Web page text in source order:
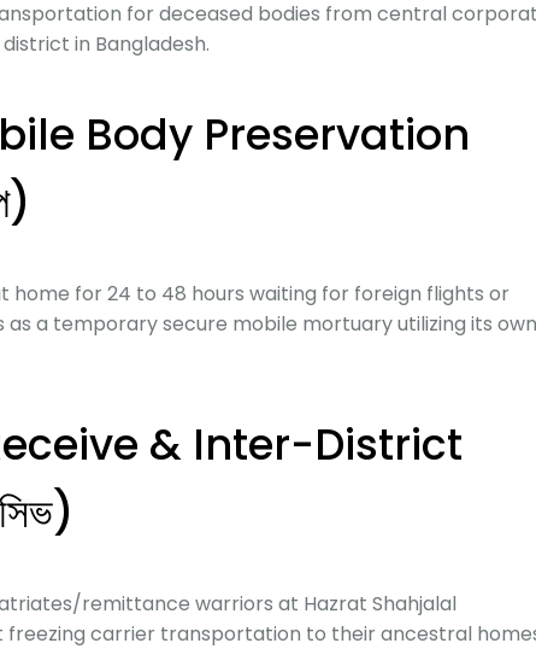
for deceased bodies from central
in Bangladesh.
Body Preservation
home for 24 to 48 hours waiting for foreign flights or
a temporary secure mobile mortuary utilizing its own
& Inter-District
remittance warriors at Hazrat Shahjalal
carrier transportation to their ancestral